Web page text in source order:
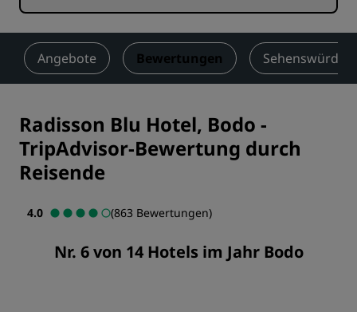
Angebote Bewertungen
Radisson Blu Hotel, Bodo -
TripAdvisor-Bewertung durch
Reisende
4.0 (863 Bewertungen)
Nr. 6 von 14 Hotels im Jahr Bodo